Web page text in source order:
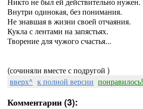
Внутри одинокая, без понимания.
Не знавшая в жизни своей отчаяния.
Кукла с лентами на запястьях.
Творение для чужого счастья...
(сочиняли вместе с подругой )
вверх^ к полной версии понравилось!
Комментарии (3):